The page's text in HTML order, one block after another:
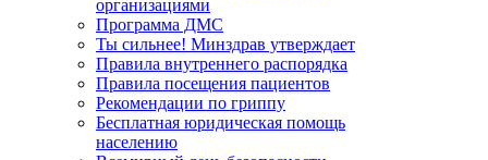
организациями
Программа ДМС
Ты сильнее! Минздрав утверждает
Правила внутреннего распорядка
Правила посещения пациентов
Рекомендации по гриппу
Бесплатная юридическая помощь
населению